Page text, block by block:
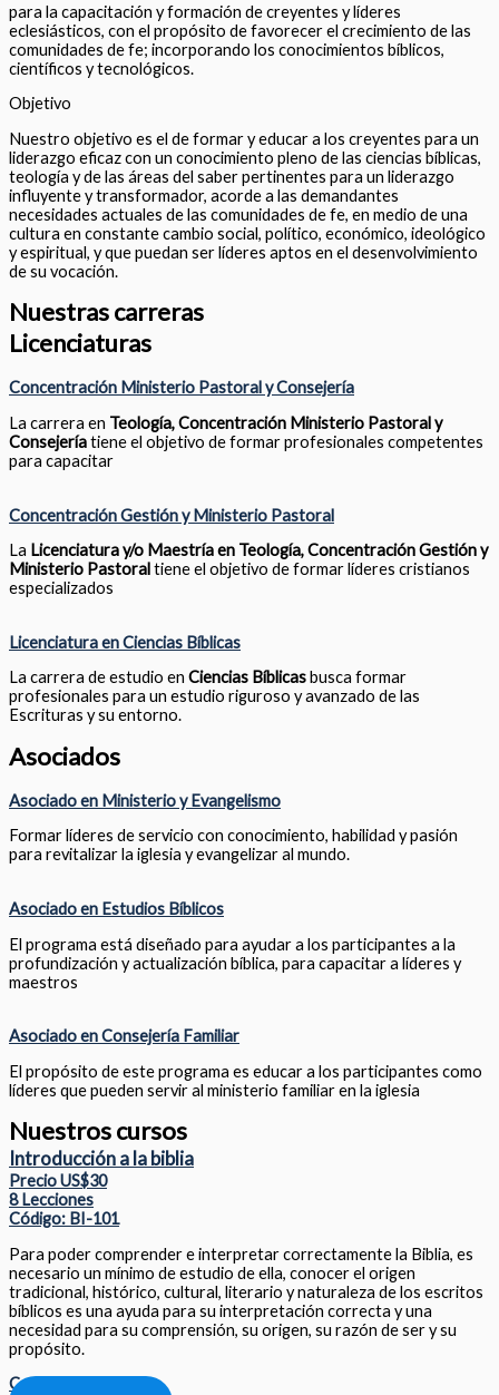
para la capacitación y formación de creyentes y líderes
eclesiásticos, con el propósito de favorecer el crecimiento de las
comunidades de fe; incorporando los conocimientos bíblicos,
científicos y tecnológicos.
Objetivo
Nuestro objetivo es el de formar y educar a los creyentes para un
liderazgo eficaz con un conocimiento pleno de las ciencias bíblicas,
teología y de las áreas del saber pertinentes para un liderazgo
influyente y transformador, acorde a las demandantes
necesidades actuales de las comunidades de fe, en medio de una
cultura en constante cambio social, político, económico, ideológico
y espiritual, y que puedan ser líderes aptos en el desenvolvimiento
de su vocación.
Nuestras carreras
Licenciaturas
Concentración Ministerio Pastoral y Consejería
La carrera en Teología, Concentración Ministerio Pastoral y
Consejeríatiene el objetivo de formar profesionales competentes
para capacitar
Concentración Gestión y Ministerio Pastoral
La Licenciatura y/o Maestría en Teología, Concentración Gestión y
Ministerio Pastoraltiene el objetivo de formar líderes cristianos
especializados
Licenciatura en Ciencias Bíblicas
La carrera de estudio en Ciencias Bíblicasbusca formar
profesionales para un estudio riguroso y avanzado de las
Escrituras y su entorno.
Asociados
Asociado en Ministerio y Evangelismo
Formar líderes de servicio con conocimiento, habilidad y pasión
para revitalizar la iglesia y evangelizar al mundo.
Asociado en Estudios Bíblicos
El programa está diseñado para ayudar a los participantes a la
profundización y actualización bíblica, para capacitar a líderes y
maestros
Asociado en Consejería Familiar
El propósito de este programa es educar a los participantes como
líderes que pueden servir al ministerio familiar en la iglesia
Nuestros cursos
Introducción a la biblia
Precio US$30
8 Lecciones
Código: BI-101
Para poder comprender e interpretar correctamente la Biblia, es
necesario un mínimo de estudio de ella, conocer el origen
tradicional, histórico, cultural, literario y naturaleza de los escritos
bíblicos es una ayuda para su interpretación correcta y una
necesidad para su comprensión, su origen, su razón de ser y su
propósito.
Compartir